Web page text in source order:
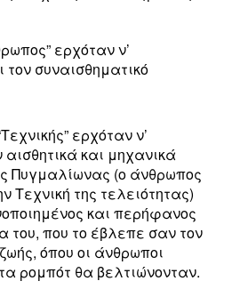
ερχόταν ν’
τον συναισθηματικό
ερχόταν ν’
αισθητικά και μηχανικά
Πυγμαλίωνας (ο άνθρωπος
Τεχνική της τελειότητας)
και περήφανος
του, που το έβλεπε σαν τον
όπου οι άνθρωποι
ρομπότ θα βελτιώνονταν.